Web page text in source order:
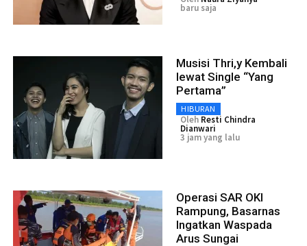
baru saja
Musisi Thri,y Kembali
lewat Single “Yang
Pertama”
HIBURAN
Oleh Resti Chindra
Dianwari
3 jam yang lalu
Operasi SAR OKI
Rampung, Basarnas
Ingatkan Waspada
Arus Sungai